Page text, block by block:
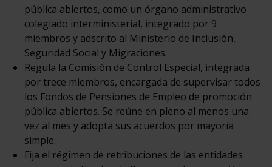
pública abiertos, como un órgano administrativo
colegiado interministerial, integrado por 9
miembros y adscrito al Ministerio de Inclusión,
Seguridad Social y Migraciones.
Regula la Comisión de Control Especial, integrada
por trece miembros, encargada de supervisar todos
los Fondos de Pensiones de Empleo de promoción
pública abiertos. Se reúne en pleno al menos una
vez al mes y adopta sus acuerdos por mayoría
simple.
Fija el régimen de retribuciones de las entidades